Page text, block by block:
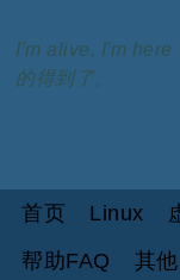
I'm alive, I'm here
的得到了。
首页 Linux
帮助FAQ
其他